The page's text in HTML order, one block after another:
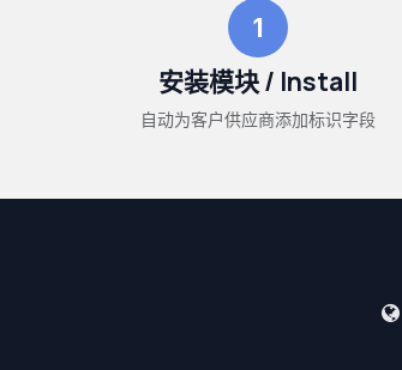
1
安装模块 / Install
自动为客户供应商添加标识字段